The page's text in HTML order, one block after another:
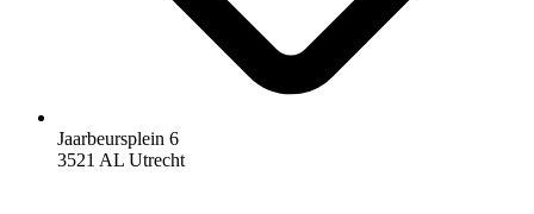
Jaarbeursplein 6
3521 AL Utrecht